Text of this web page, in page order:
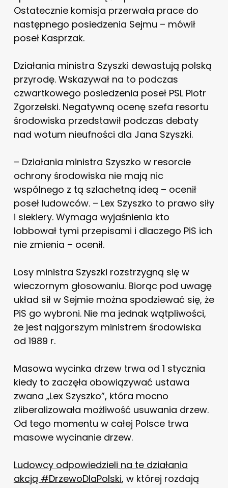
Ostatecznie komisja przerwała prace do
następnego posiedzenia Sejmu – mówił
poseł Kasprzak.
Działania ministra Szyszki dewastują polską
przyrodę. Wskazywał na to podczas
czwartkowego posiedzenia poseł PSL Piotr
Zgorzelski. Negatywną ocenę szefa resortu
środowiska przedstawił podczas debaty
nad wotum nieufności dla Jana Szyszki.
– Działania ministra Szyszko w resorcie
ochrony środowiska nie mają nic
wspólnego z tą szlachetną ideą – ocenił
poseł ludowców. – Lex Szyszko to prawo siły
i siekiery. Wymaga wyjaśnienia kto
lobbował tymi przepisami i dlaczego PiS ich
nie zmienia – ocenił.
Losy ministra Szyszki rozstrzygną się w
wieczornym głosowaniu. Biorąc pod uwagę
układ sił w Sejmie można spodziewać się, że
PiS go wybroni. Nie ma jednak wątpliwości,
że jest najgorszym ministrem środowiska
od 1989 r.
Masowa wycinka drzew trwa od 1 stycznia
kiedy to zaczęła obowiązywać ustawa
zwana „Lex Szyszko”, która mocno
zliberalizowała możliwość usuwania drzew.
Od tego momentu w całej Polsce trwa
masowe wycinanie drzew.
Ludowcy odpowiedzieli na te działania
akcją #DrzewoDlaPolski, w której rozdają